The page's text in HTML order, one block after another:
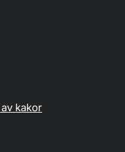
kakor